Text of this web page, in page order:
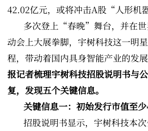
42.02亿元，或将冲击A股“人形机
多次登上“春晚”舞台，并在世
动会上大展拳脚，宇树科技这一明
程，带动着国内具身智能产业的发展
报记者梳理宇树科技招股说明书与
复，发现五个关键信息。
关键信息一：初始发行市值至
招股说明书显示，宇树科技本